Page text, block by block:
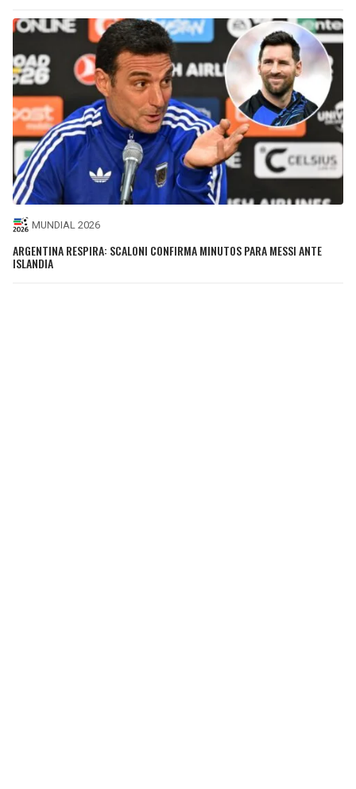
MUNDIAL 2026
ARGENTINA RESPIRA: SCALONI CONFIRMA MINUTOS PARA MESSI ANTE
ISLANDIA